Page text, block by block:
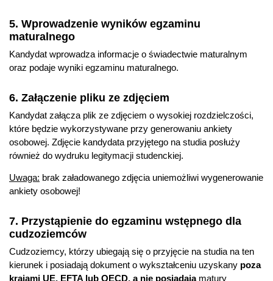
5. Wprowadzenie wyników egzaminu
maturalnego
Kandydat wprowadza informacje o świadectwie maturalnym
oraz podaje wyniki egzaminu maturalnego.
6. Załączenie pliku ze zdjęciem
Kandydat załącza plik ze zdjęciem o wysokiej rozdzielczości,
które będzie wykorzystywane przy generowaniu ankiety
osobowej. Zdjęcie kandydata przyjętego na studia posłuży
również do wydruku legitymacji studenckiej.
Uwaga: brak załadowanego zdjęcia uniemożliwi wygenerowanie
ankiety osobowej!
7. Przystąpienie do egzaminu wstępnego dla
cudzoziemców
Cudzoziemcy, którzy ubiegają się o przyjęcie na studia na ten
kierunek i posiadają dokument o wykształceniu uzyskany poza
krajami UE, EFTA lub OECD, a nie posiadająmatury